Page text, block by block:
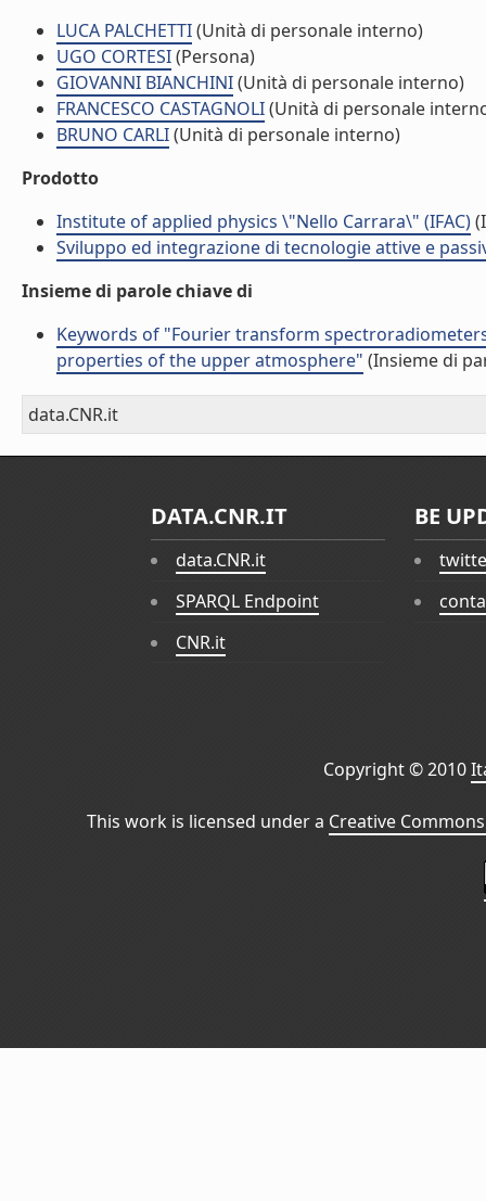
LUCA PALCHETTI(Unità di personale interno)
UGO CORTESI(Persona)
GIOVANNI BIANCHINI(Unità di personale interno)
FRANCESCO CASTAGNOLI(Unità di personale
BRUNO CARLI(Unità di personale interno)
Prodotto
Institute of applied physics \"Nello Carrara\" (IFAC)
Sviluppo ed integrazione di tecnologie attive e
Insieme di parole chiave di
Keywords of "Fourier transform
properties of the upper atmosphere" (Insieme di
data.CNR.it
DATA.CNR.IT
data.CNR.it
SPARQL Endpoint
CNR.it
BE
Copyright © 2010
This work is licensed under a Creative